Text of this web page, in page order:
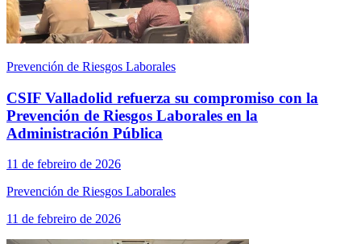
Prevención de Riesgos Laborales
CSIF Valladolid refuerza su compromiso con la
Prevención de Riesgos Laborales en la
Administración Pública
11 de febreiro de 2026
Prevención de Riesgos Laborales
11 de febreiro de 2026